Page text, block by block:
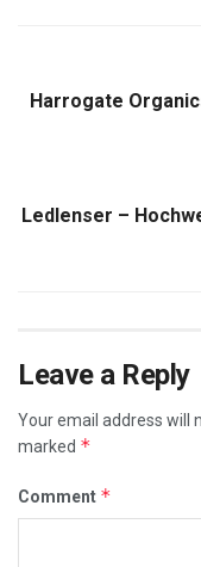
Harrogate
Ledlenser –
Leave a Reply
Your email address will
marked *
Comment *